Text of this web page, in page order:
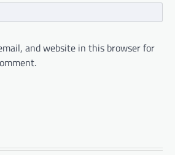
and website in this browser for